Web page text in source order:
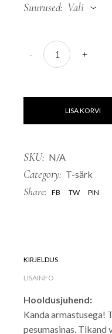
Suurused Vali
T-särk "Fiona" quantity
-
+
LISA KORVI
SKU: N/A
Category: T-särk
Share: FB TW PIN
KIRJELDUS
LISAINFO
Hooldusjuhend:
Kanda armastusega!
pesumasinas. Tikand